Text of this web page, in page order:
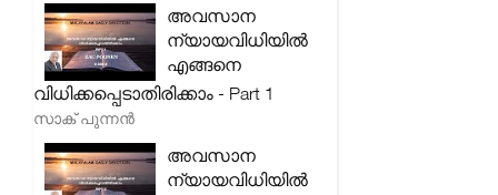
അവസാന
ന്യായവിധിയിൽ
എങ്ങനെ
വിധിക്കപ്പെടാതിരിക്കാം - Part 1
സാക് പുന്നൻ
അവസാന
ന്യായവിധിയിൽ